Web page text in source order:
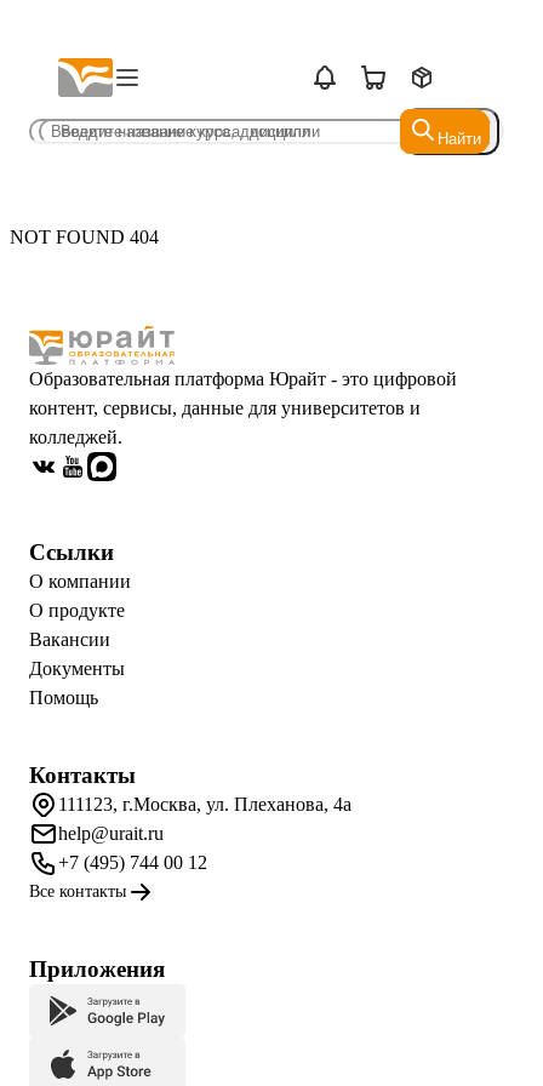
Найти
Найти
NOT FOUND 404
Образовательная платформа Юрайт - это цифровой
контент, сервисы, данные для университетов и
колледжей.
Ссылки
О компании
О продукте
Вакансии
Документы
Помощь
Контакты
111123, г.Москва, ул. Плеханова, 4а
help@urait.ru
+7 (495) 744 00 12
Все контакты
Приложения